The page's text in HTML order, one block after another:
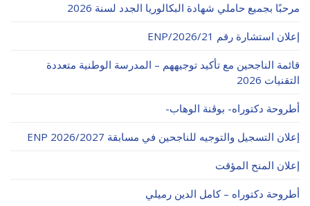
مرحبًا بجميع حاملي شهادة البكالوريا الجدد لسنة 2026
إعلان استشارة رقم 21/ENP/2026
قائمة الناجحين مع تأكيد توجيههم – المدرسة الوطنية متعددة
التقنيات 2026
أطروحة دكتوراه- بوڨنة الوهاب-
إعلان التسجيل والتوجيه للناجحين في مسابقة ENP 2026/2027
إعلان المنح المؤقت
أطروحة دكتوراه – كامل الدين رميلي